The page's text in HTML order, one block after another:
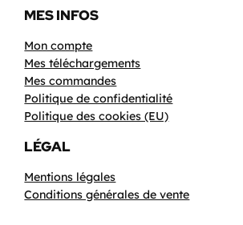
MES INFOS
Mon compte
Mes téléchargements
Mes commandes
Politique de confidentialité
Politique des cookies (EU)
LÉGAL
Mentions légales
Conditions générales de vente